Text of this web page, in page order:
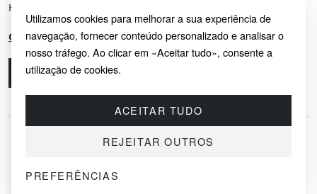
Utilizamos cookies para melhorar a sua experiência de
navegação, fornecer conteúdo personalizado e analisar o
nosso tráfego. Ao clicar em «Aceitar tudo», consente a
utilização de cookies.
ACEITAR TUDO
REJEITAR OUTROS
PREFERÊNCIAS
Horário de Atendimento: seg – sex 8:00 – 16:00 (UTC+2)
Centro de Ajuda
Ligue-nos
© 2026 SAYRUG OÜ · KESKLINNA LINNAOSA, AHTRI TN 12, 10151, TALLINN,